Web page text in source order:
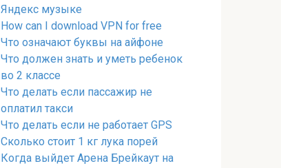
Яндекс музыке
How can I download VPN for free
Что означают буквы на айфоне
Что должен знать и уметь ребенок
во 2 классе
Что делать если пассажир не
оплатил такси
Что делать если не работает GPS
Сколько стоит 1 кг лука порей
Когда выйдет Арена Брейкаут на